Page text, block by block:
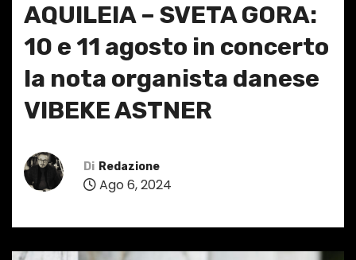
AQUILEIA – SVETA GORA:
10 e 11 agosto in concerto
la nota organista danese
VIBEKE ASTNER
Di Redazione
Ago 6, 2024